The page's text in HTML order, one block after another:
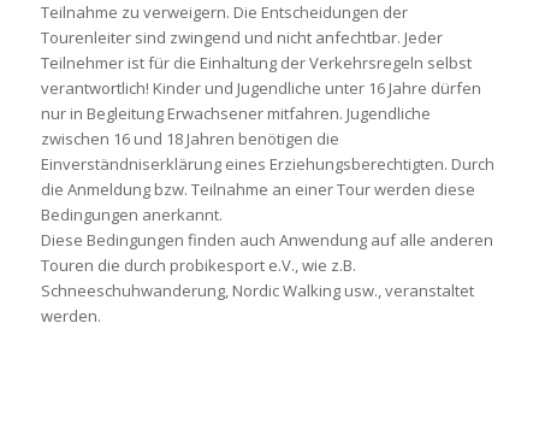
Teilnahme zu verweigern. Die Entscheidungen der
Tourenleiter sind zwingend und nicht anfechtbar. Jeder
Teilnehmer ist für die Einhaltung der Verkehrsregeln selbst
verantwortlich! Kinder und Jugendliche unter 16 Jahre dürfen
nur in Begleitung Erwachsener mitfahren. Jugendliche
zwischen 16 und 18 Jahren benötigen die
Einverständniserklärung eines Erziehungsberechtigten. Durch
die Anmeldung bzw. Teilnahme an einer Tour werden diese
Bedingungen anerkannt.
Diese Bedingungen finden auch Anwendung auf alle anderen
Touren die durch probikesport e.V., wie z.B.
Schneeschuhwanderung, Nordic Walking usw., veranstaltet
werden.